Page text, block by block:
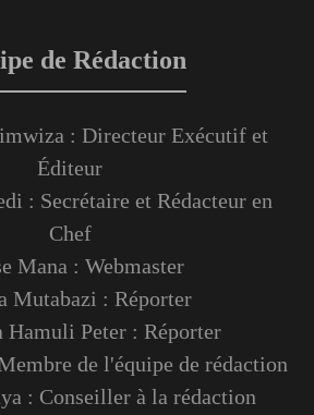
de Rédaction
: Directeur Exécutif et
Éditeur
: Secrétaire et Rédacteur en
Chef
Mana : Webmaster
Mutabazi : Réporter
Hamuli Peter : Réporter
de l'équipe de rédaction
: Conseiller à la rédaction